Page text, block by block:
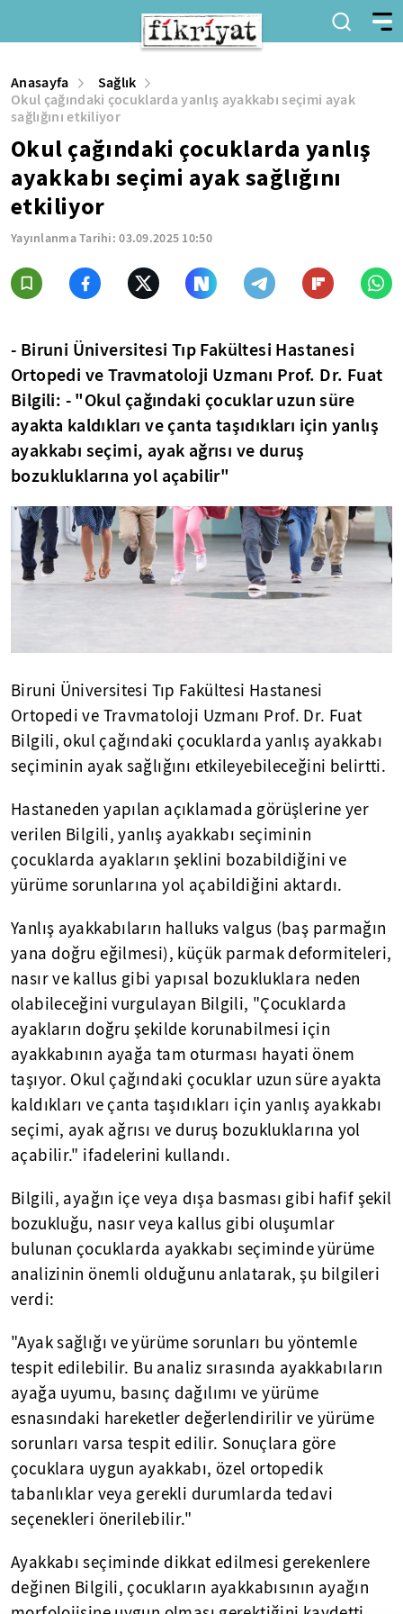
Anasayfa
Sağlık
Okul çağındaki çocuklarda yanlış ayakkabı seçimi ayak
sağlığını etkiliyor
Okul çağındaki çocuklarda yanlış
ayakkabı seçimi ayak sağlığını
etkiliyor
Yayınlanma Tarihi:03.09.2025 10:50
- Biruni Üniversitesi Tıp Fakültesi Hastanesi
Ortopedi ve Travmatoloji Uzmanı Prof. Dr. Fuat
Bilgili: - "Okul çağındaki çocuklar uzun süre
ayakta kaldıkları ve çanta taşıdıkları için yanlış
ayakkabı seçimi, ayak ağrısı ve duruş
bozukluklarına yol açabilir"
Biruni Üniversitesi Tıp Fakültesi Hastanesi
Ortopedi ve Travmatoloji Uzmanı Prof. Dr. Fuat
Bilgili, okul çağındaki çocuklarda yanlış ayakkabı
seçiminin ayak sağlığını etkileyebileceğini belirtti.
Hastaneden yapılan açıklamada görüşlerine yer
verilen Bilgili, yanlış ayakkabı seçiminin
çocuklarda ayakların şeklini bozabildiğini ve
yürüme sorunlarına yol açabildiğini aktardı.
Yanlış ayakkabıların halluks valgus (baş parmağın
yana doğru eğilmesi), küçük parmak deformiteleri,
nasır ve kallus gibi yapısal bozukluklara neden
olabileceğini vurgulayan Bilgili, "Çocuklarda
ayakların doğru şekilde korunabilmesi için
ayakkabının ayağa tam oturması hayati önem
taşıyor. Okul çağındaki çocuklar uzun süre ayakta
kaldıkları ve çanta taşıdıkları için yanlış ayakkabı
seçimi, ayak ağrısı ve duruş bozukluklarına yol
açabilir." ifadelerini kullandı.
Bilgili, ayağın içe veya dışa basması gibi hafif şekil
bozukluğu, nasır veya kallus gibi oluşumlar
bulunan çocuklarda ayakkabı seçiminde yürüme
analizinin önemli olduğunu anlatarak, şu bilgileri
verdi:
"Ayak sağlığı ve yürüme sorunları bu yöntemle
tespit edilebilir. Bu analiz sırasında ayakkabıların
ayağa uyumu, basınç dağılımı ve yürüme
esnasındaki hareketler değerlendirilir ve yürüme
sorunları varsa tespit edilir. Sonuçlara göre
çocuklara uygun ayakkabı, özel ortopedik
tabanlıklar veya gerekli durumlarda tedavi
seçenekleri önerilebilir."
Ayakkabı seçiminde dikkat edilmesi gerekenlere
değinen Bilgili, çocukların ayakkabısının ayağın